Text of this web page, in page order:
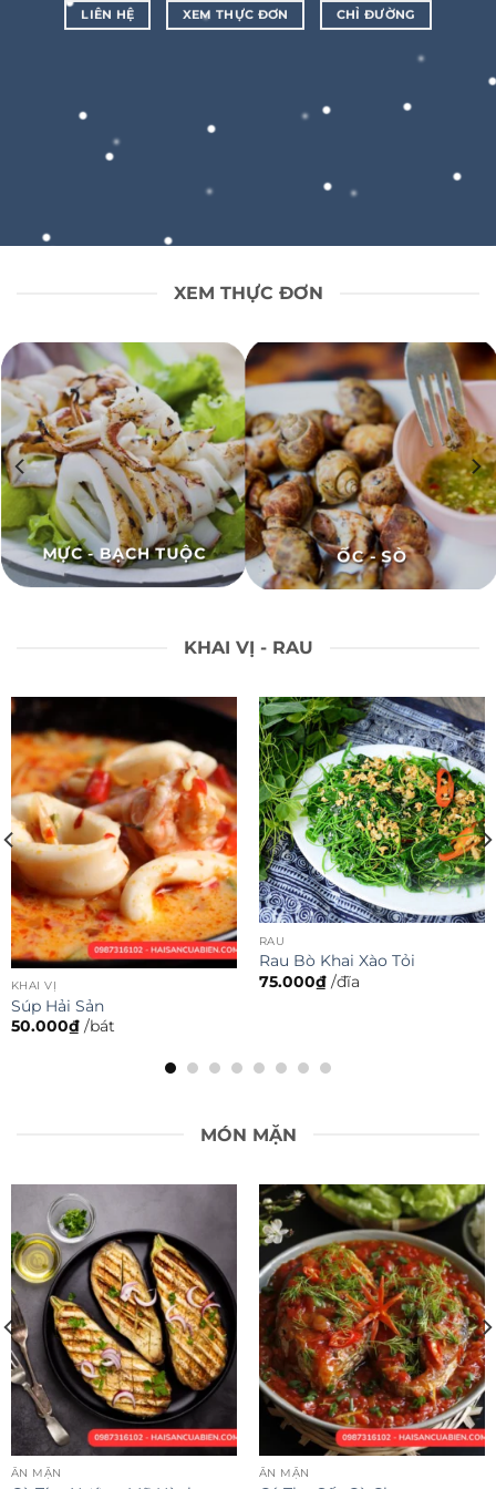
LIÊN HỆ XEM THỰC ĐƠN CHỈ ĐƯỜNG
XEM THỰC ĐƠN
MỰC - BẠCH TUỘC ỐC - SÒ
KHAI VỊ - RAU
RAU
Rau Bò Khai Xào Tỏi
Súp Cua
MÓN MẶN
ĂN MẶN
Trứng